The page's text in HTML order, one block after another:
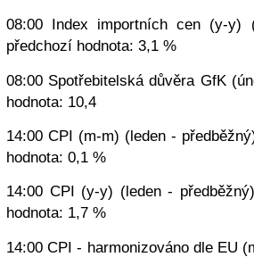
08:00 Index importních cen (y-y)
předchozí hodnota: 3,1 %
08:00 Spotřebitelská důvěra GfK
hodnota: 10,4
14:00 CPI (m-m) (leden -
hodnota: 0,1 %
14:00 CPI (y-y) (leden -
hodnota: 1,7 %
14:00 CPI - harmonizováno dle EU